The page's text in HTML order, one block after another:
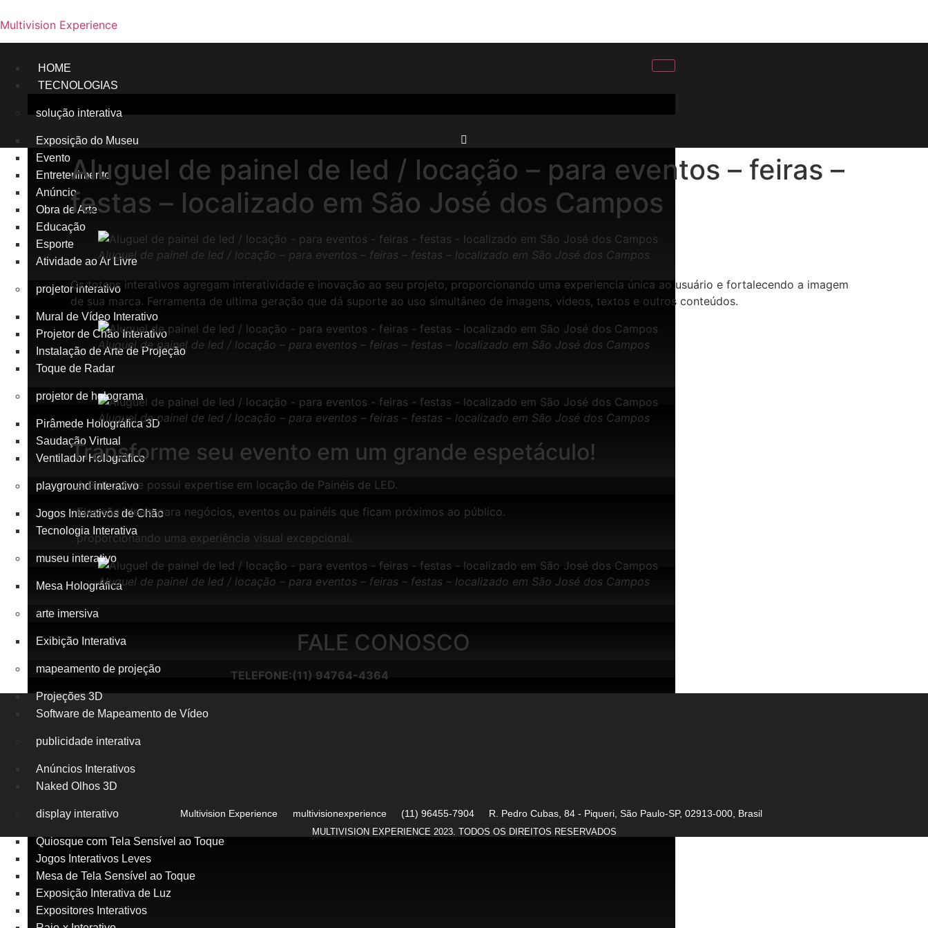
Multivision Experience
HOME
TECNOLOGIAS
solução interativa
Exposição do Museu
Evento
Entretenimento
Anúncio
Obra de Arte
Educação
Esporte
Atividade ao Ar Livre
projetor interativo
Mural de Vídeo Interativo
Projetor de Chão Interativo
Instalação de Arte de Projeção
Toque de Radar
projetor de holograma
Pirâmede Holográfica 3D
Saudação Virtual
Ventilador Holográfico
playground interativo
Jogos Interativos de Chão
Tecnologia Interativa
museu interativo
Mesa Holográfica
arte imersiva
Exibição Interativa
mapeamento de projeção
Projeções 3D
Software de Mapeamento de Vídeo
publicidade interativa
Anúncios Interativos
Naked Olhos 3D
display interativo
Quiosque com Tela Sensível ao Toque
Jogos Interativos Leves
Mesa de Tela Sensível ao Toque
Exposição Interativa de Luz
Expositores Interativos
Aluguel de painel de led / locação – para eventos – feiras –
festas – localizado em São José dos Campos
Aluguel de painel de led / locação – para eventos – feiras – festas – localizado em São José dos Campos
Os totens interativos agregam interatividade e inovação ao seu projeto, proporcionando uma experiencia única ao usuário e fortalecendo a imagem
de sua marca. Ferramenta de ultima geração que dá suporte ao uso simultâneo de imagens, videos, textos e outros conteúdos.
Aluguel de painel de led / locação – para eventos – feiras – festas – localizado em São José dos Campos
Aluguel de painel de led / locação – para eventos – feiras – festas – localizado em São José dos Campos
Transforme seu evento em um grande espetáculo!
. A Brilho Arte possui expertise em locação de Painéis de LED.
. Eles são ideais para negócios, eventos ou painéis que ficam próximos ao público.
. proporcionando uma experiência visual excepcional.
Aluguel de painel de led / locação – para eventos – feiras – festas – localizado em São José dos Campos
FALE CONOSCO
TELEFONE:(11) 94764-4364
Multivision Experience multivisionexperience (11) 96455-7904 R. Pedro Cubas, 84 - Piqueri, São Paulo-SP, 02913-000, Brasil
MULTIVISION EXPERIENCE 2023. TODOS OS DIREITOS RESERVADOS